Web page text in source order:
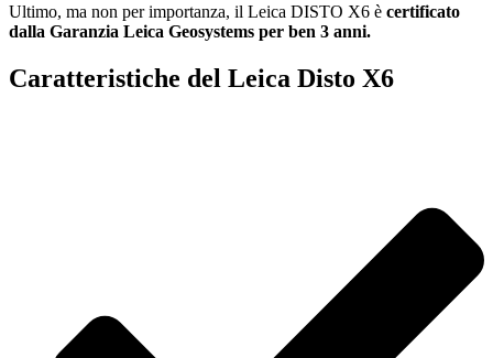
Ultimo, ma non per importanza, il Leica DISTO X6 è certificato
dalla Garanzia Leica Geosystems per ben 3 anni.
Caratteristiche del Leica Disto X6